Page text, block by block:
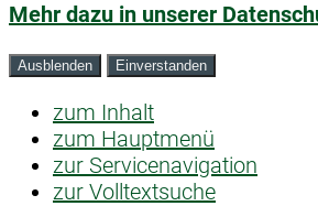
Mehr dazu in unserer
Ausblenden Einverstanden
zum Inhalt
zum Hauptmenü
zur Servicenavigation
zur Volltextsuche